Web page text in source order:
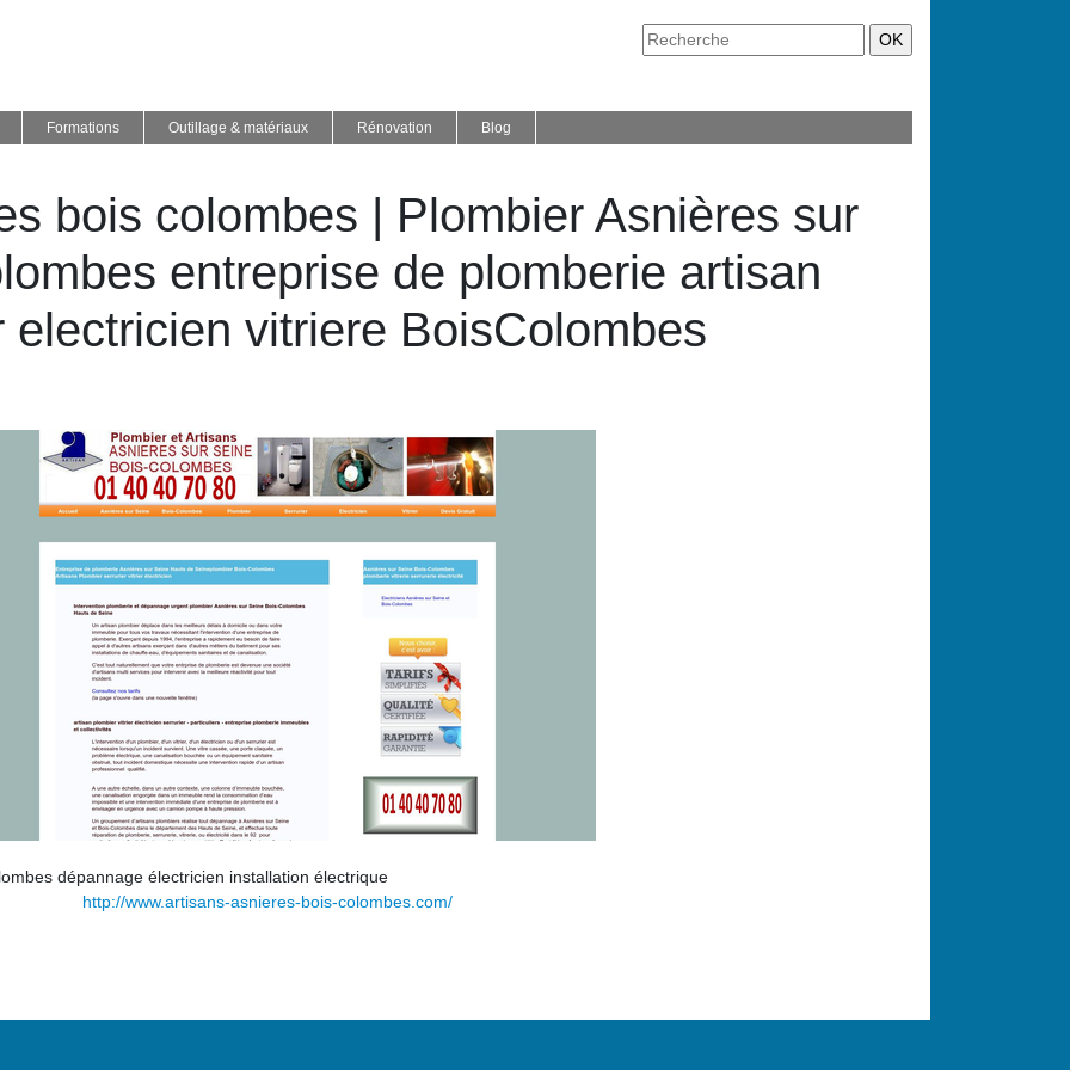
Formations Outillage & matériaux Rénovation Blog
bois colombes | Plombier Asnières sur
entreprise de plomberie artisan
electricien vitriere BoisColombes
dépannage électricien installation électrique
http://www.artisans-asnieres-bois-colombes.com/